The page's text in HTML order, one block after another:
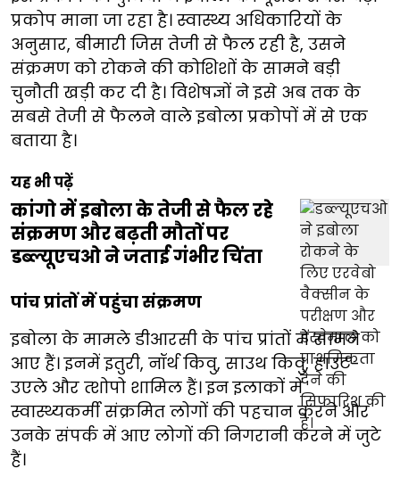
प्रकोप माना जा रहा है। स्वास्थ्य अधिकारियों के
अनुसार, बीमारी जिस तेजी से फैल रही है, उसने
संक्रमण को रोकने की कोशिशों के सामने बड़ी
चुनौती खड़ी कर दी है। विशेषज्ञों ने इसे अब तक के
सबसे तेजी से फैलने वाले इबोला प्रकोपों में से एक
बताया है।
यह भी पढ़ें
कांगो में इबोला के तेजी से फैल रहे
संक्रमण और बढ़ती मौतों पर
डब्ल्यूएचओ ने जताई गंभीर चिंता
पांच प्रांतों में पहुंचा संक्रमण
इबोला के मामले डीआरसी के पांच प्रांतों में सामने
आए हैं। इनमें इतुरी, नॉर्थ किवु, साउथ किवु, हाउट-
उएले और त्शोपो शामिल हैं। इन इलाकों में
स्वास्थ्यकर्मी संक्रमित लोगों की पहचान करने और
उनके संपर्क में आए लोगों की निगरानी करने में जुटे
हैं।